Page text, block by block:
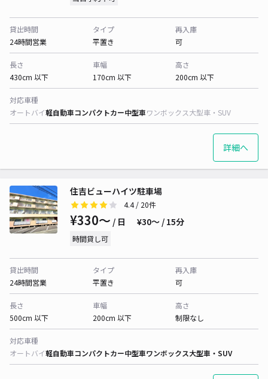
貸出時間
24時間営業
タイプ
平置き
再入庫
可
長さ
430cm 以下
車幅
170cm 以下
高さ
200cm 以下
対応車種
オートバイ軽自動車コンパクトカー中型車ワンボックス大型車・SUV
詳細へ
住吉ビューハイツ駐車場
4.4/ 20件
¥330〜 / 日 ¥30〜 / 15分
時間貸し可
貸出時間
24時間営業
タイプ
平置き
再入庫
可
長さ
500cm 以下
車幅
200cm 以下
高さ
制限なし
対応車種
オートバイ軽自動車コンパクトカー中型車ワンボックス大型車・SUV